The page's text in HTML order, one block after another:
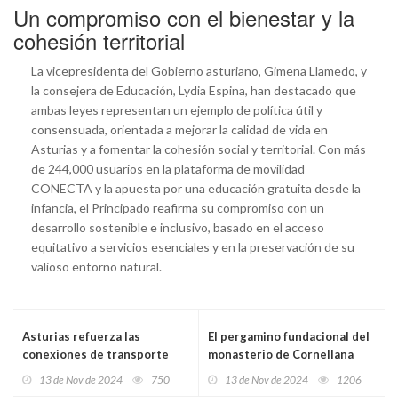
Un compromiso con el bienestar y la
cohesión territorial
La vicepresidenta del Gobierno asturiano, Gimena Llamedo, y
la consejera de Educación, Lydia Espina, han destacado que
ambas leyes representan un ejemplo de política útil y
consensuada, orientada a mejorar la calidad de vida en
Asturias y a fomentar la cohesión social y territorial. Con más
de 244,000 usuarios en la plataforma de movilidad
CONECTA y la apuesta por una educación gratuita desde la
infancia, el Principado reafirma su compromiso con un
desarrollo sostenible e inclusivo, basado en el acceso
equitativo a servicios esenciales y en la preservación de su
valioso entorno natural.
Asturias refuerza las
conexiones de transporte
13 de Nov de 2024 750
El pergamino fundacional del
monasterio de Cornellana
13 de Nov de 2024 1206